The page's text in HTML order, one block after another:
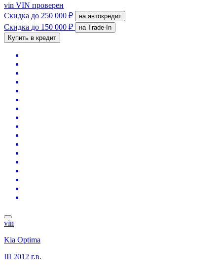
vin VIN проверен
Скидка до 250 000 ₽ на автокредит
Скидка до 150 000 ₽
на Trade-In
Купить в кредит
vin
Kia Optima
III 2012 г.в.